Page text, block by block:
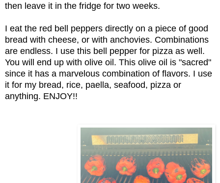
then leave it in the fridge for two weeks.
I eat the red bell peppers directly on a piece of good
bread with cheese, or with anchovies. Combinations
are endless. I use this bell pepper for pizza as well.
You will end up with olive oil. This olive oil is "sacred"
since it has a marvelous combination of flavors. I use
it for my bread, rice, paella, seafood, pizza or
anything. ENJOY!!